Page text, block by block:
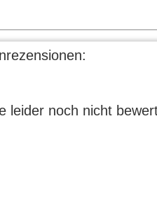
leider noch nicht